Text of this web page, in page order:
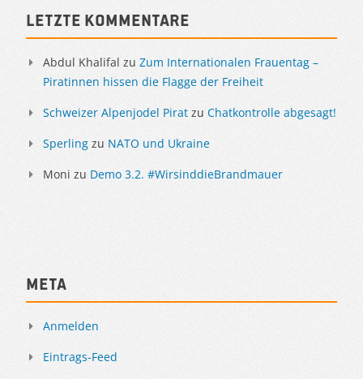
Letzte Kommentare
Abdul Khalifal zu Zum Internationalen Frauentag –
Piratinnen hissen die Flagge der Freiheit
Schweizer Alpenjodel Pirat zu Chatkontrolle abgesagt!
Sperling zu NATO und Ukraine
Moni zu Demo 3.2. #WirsinddieBrandmauer
Meta
Anmelden
Eintrags-Feed